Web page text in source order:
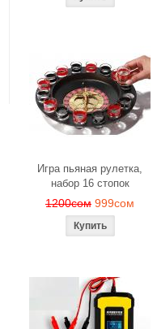
Игра пьяная рулетка,
набор 16 стопок
1200сом 999сом